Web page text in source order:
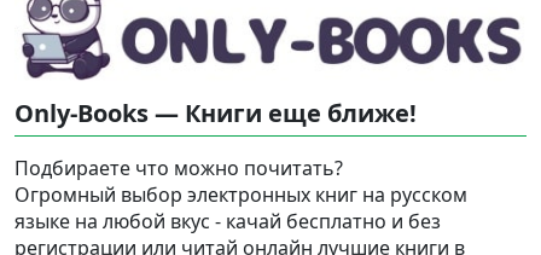
Only-Books — Книги еще ближе!
Подбираете что можно почитать?
Огромный выбор электронных книг на русском
языке на любой вкус - качай бесплатно и без
регистрации или читай онлайн лучшие книги в